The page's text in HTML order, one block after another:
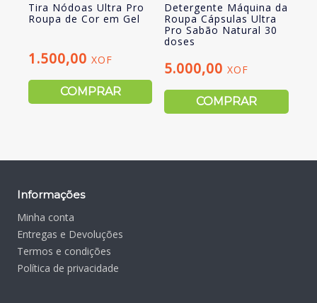
Tira Nódoas Ultra Pro
Roupa de Cor em Gel
1.500,00 XOF
COMPRAR
Detergente Máquina da
Roupa Cápsulas Ultra
Pro Sabão Natural 30
doses
5.000,00XOF
COMPRAR
Informações
Minha conta
Entregas e Devoluções
Termos e condições
Política de privacidade